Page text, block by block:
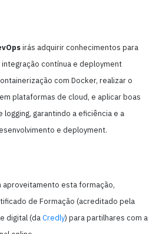
irás adquirir conhecimentos para
contínua e deployment
com Docker, realizar o
plataformas de cloud, e aplicar boas
garantindo a eficiência e a
e deployment.
aproveitamento esta formação,
de Formação (acreditado pela
digital (daCredly) para partilhares com a